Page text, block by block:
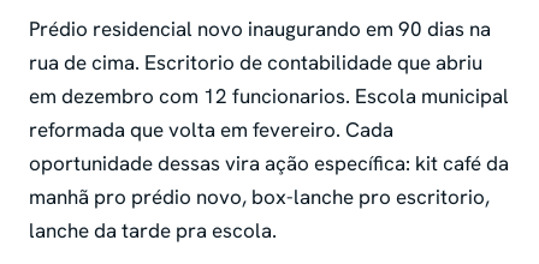
Prédio residencial novo inaugurando em 90 dias na
rua de cima. Escritorio de contabilidade que abriu
em dezembro com 12 funcionarios. Escola municipal
reformada que volta em fevereiro. Cada
oportunidade dessas vira ação específica: kit café da
manhã pro prédio novo, box-lanche pro escritorio,
lanche da tarde pra escola.